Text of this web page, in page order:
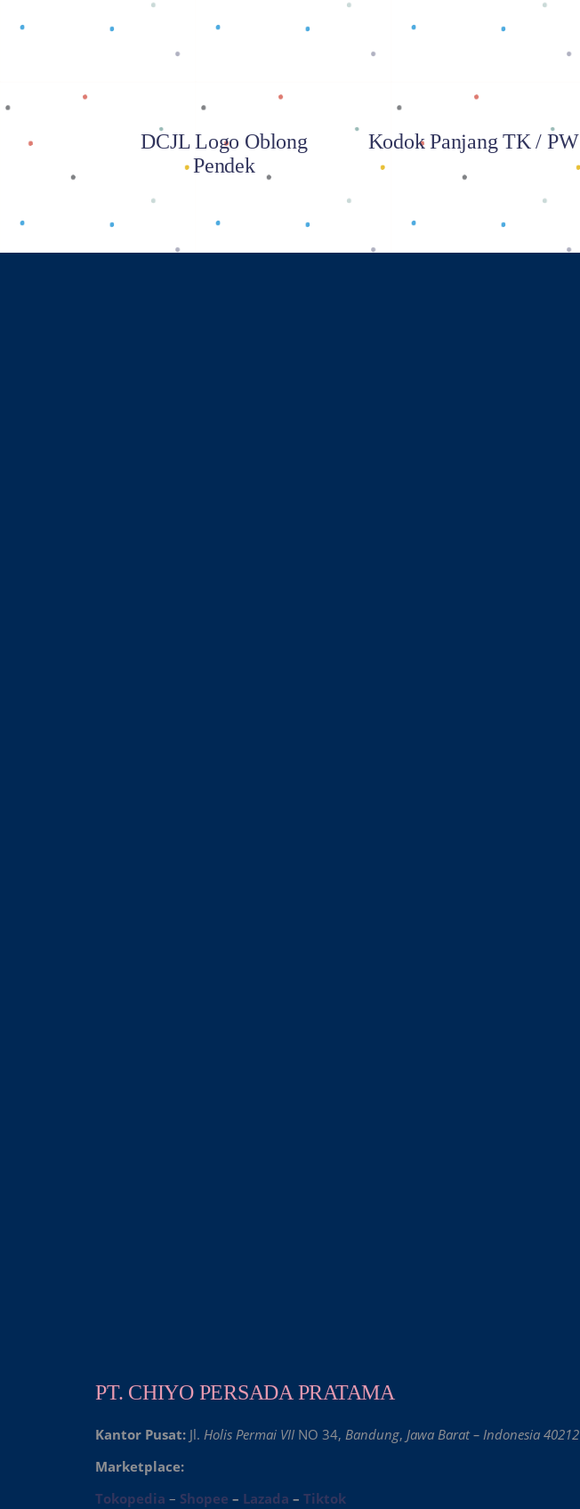
DCJL Logo Oblong
Pendek
Kodok Panjang TK / PW
PT. CHIYO PERSADA PRATAMA
Kantor Pusat: Jl. Holis Permai VII NO 34, Bandung, Jawa Barat – Indonesia 40212
Marketplace:
Tokopedia – Shopee – Lazada – Tiktok